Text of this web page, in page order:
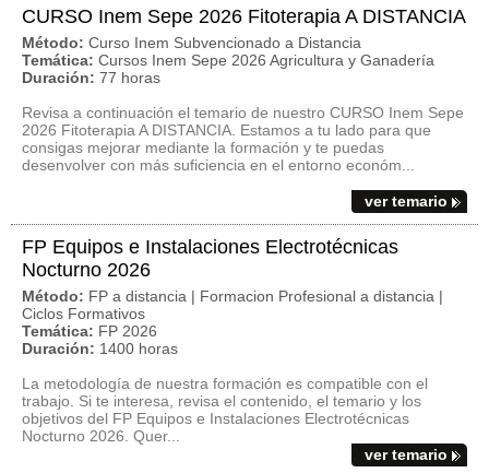
CURSO Inem Sepe 2026 Fitoterapia A DISTANCIA
Método: Curso Inem Subvencionado a Distancia
Temática: Cursos Inem Sepe 2026 Agricultura y Ganadería
Duración: 77 horas
Revisa a continuación el temario de nuestro CURSO Inem Sepe
2026 Fitoterapia A DISTANCIA. Estamos a tu lado para que
consigas mejorar mediante la formación y te puedas
desenvolver con más suficiencia en el entorno económ...
ver temario
FP Equipos e Instalaciones Electrotécnicas
Nocturno 2026
Método: FP a distancia | Formacion Profesional a distancia |
Ciclos Formativos
Temática: FP 2026
Duración: 1400 horas
La metodología de nuestra formación es compatible con el
trabajo. Si te interesa, revisa el contenido, el temario y los
objetivos del FP Equipos e Instalaciones Electrotécnicas
Nocturno 2026. Quer...
ver temario